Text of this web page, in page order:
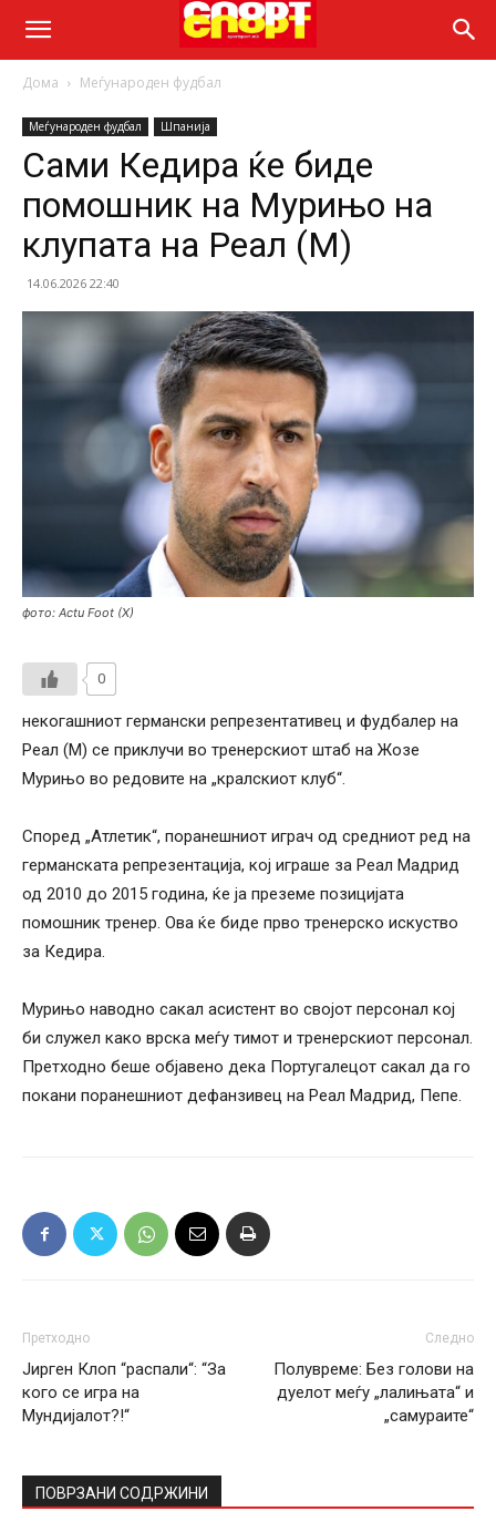
Дома Меѓународен фудбал
Меѓународен фудбал Шпанија
Сами Кедира ќе биде
помошник на Мурињо на
клупата на Реал (М)
14.06.2026 22:40
фото: Actu Foot (X)
0
некогашниот германски репрезентативец и фудбалер на
Реал (М) се приклучи во тренерскиот штаб на Жозе
Мурињо во редовите на „кралскиот клуб“.
Според „Атлетик“, поранешниот играч од средниот ред на
германската репрезентација, кој играше за Реал Мадрид
од 2010 до 2015 година, ќе ја преземе позицијата
помошник тренер. Ова ќе биде прво тренерско искуство
за Кедира.
Мурињо наводно сакал асистент во својот персонал кој
би служел како врска меѓу тимот и тренерскиот персонал.
Претходно беше објавено дека Португалецот сакал да го
покани поранешниот дефанзивец на Реал Мадрид, Пепе.
Претходно
Јирген Клоп “распали“: “За
кого се игра на
Мундијалот?!“
Следно
Полувреме: Без голови на
дуелот меѓу „лалињата“ и
„самураите“
ПОВРЗАНИ СОДРЖИНИ